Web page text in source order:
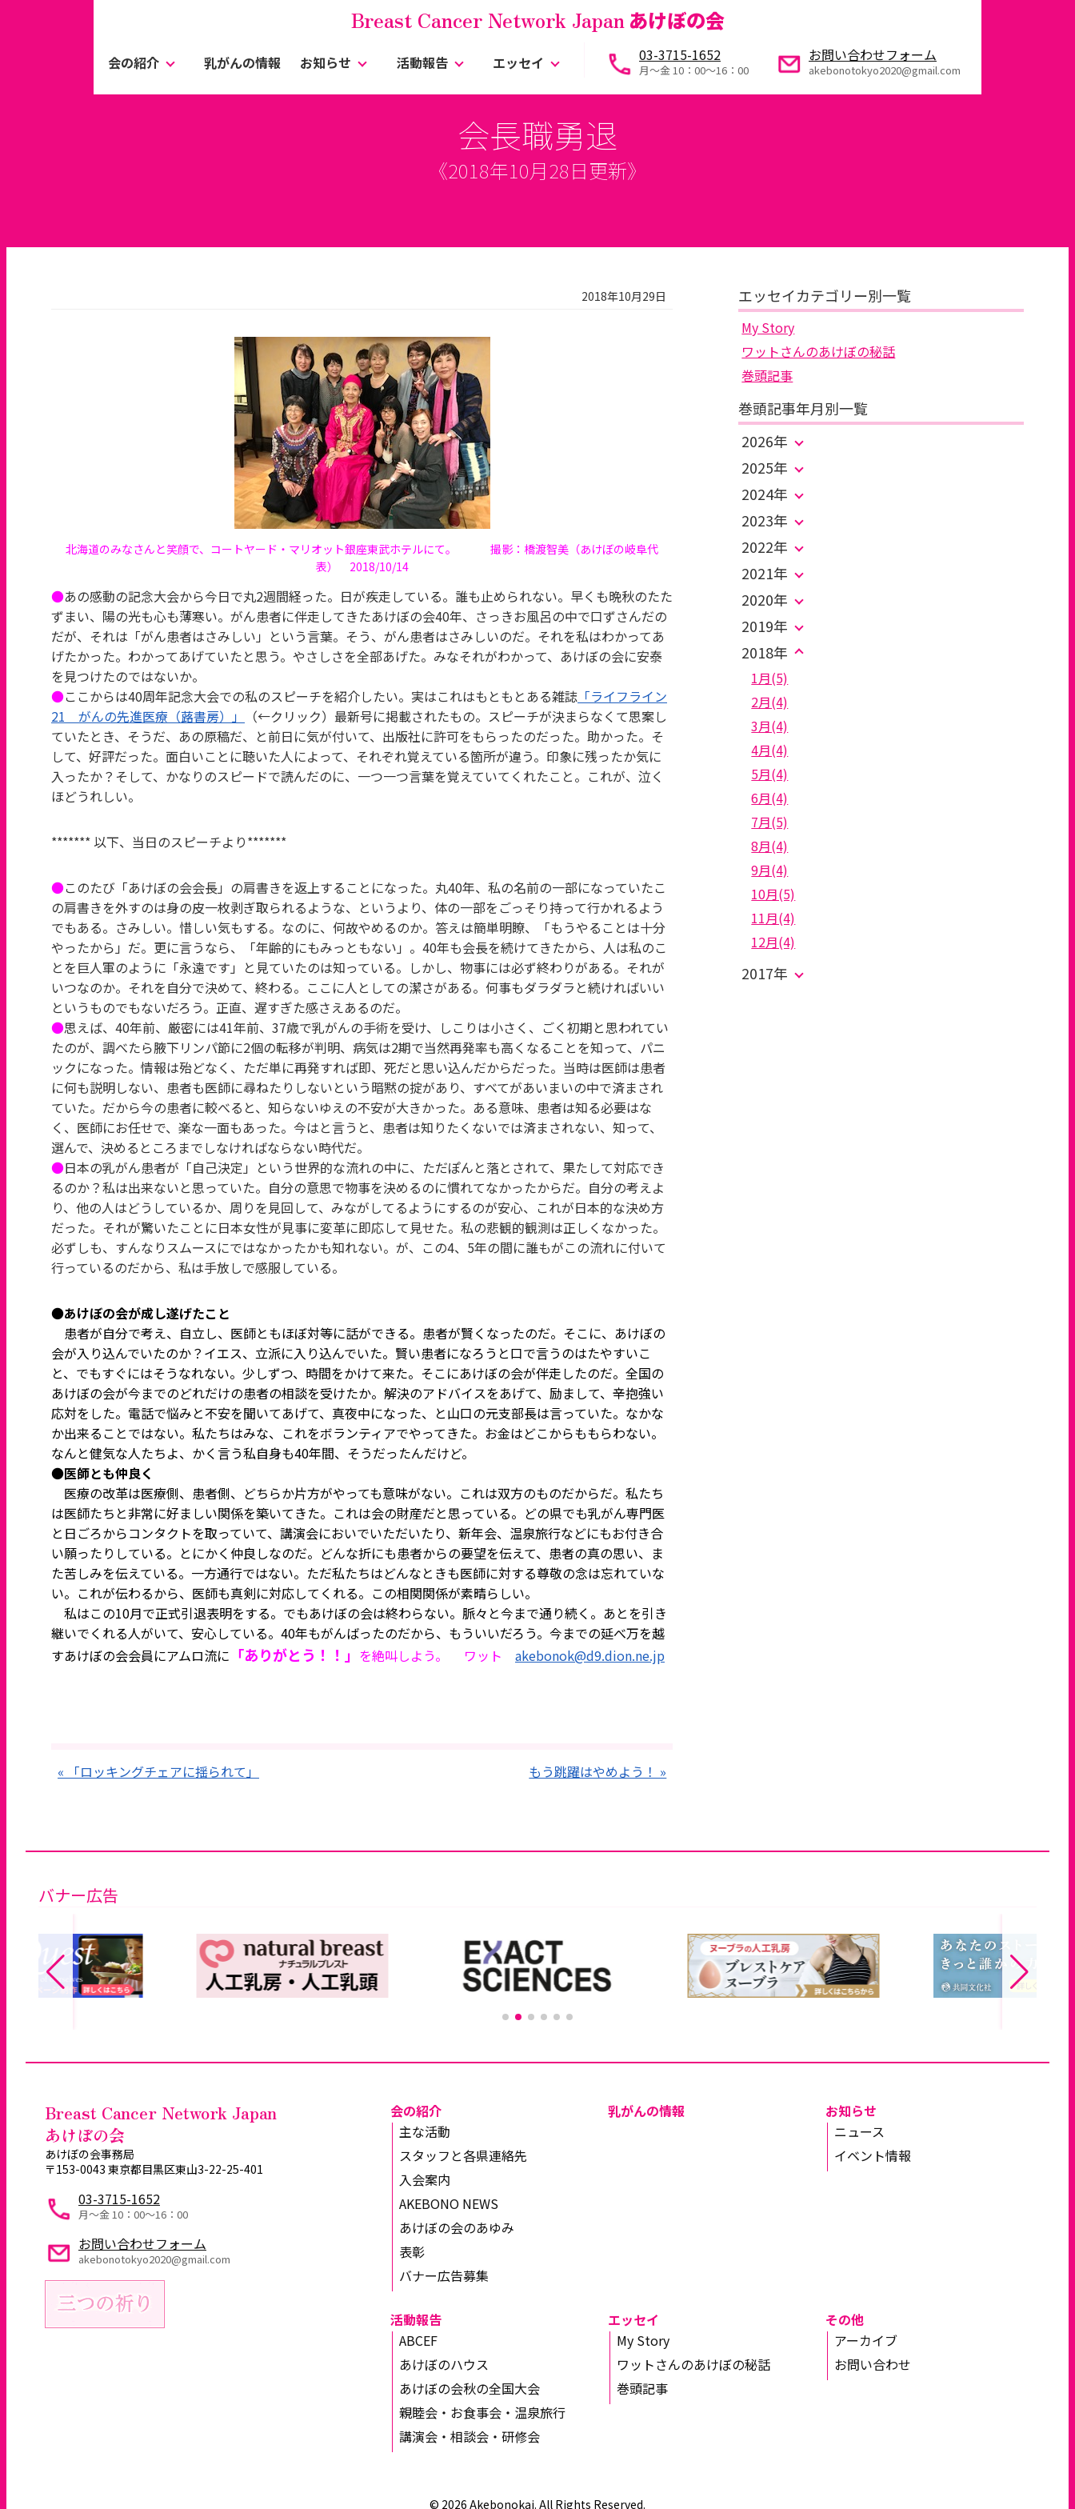
Breast Cancer Network Japan あけぼの会
会の紹介 乳がんの情報 お知らせ 活動報告 エッセイ 03-3715-1652
月～金 10：00〜16：00
お問い合わせフォーム
akebonotokyo2020@gmail.com
会長職勇退
《2018年10月28日更新》
2018年10月29日
北海道のみなさんと笑顔で、コートヤード・マリオット銀座東武ホテルにて。 撮影：橋渡智美（あけぼの岐阜代
表） 2018/10/14
●あの感動の記念大会から今日で丸2週間経った。日が疾走している。誰も止められない。早くも晩秋のたた
ずまい、陽の光も心も薄寒い。がん患者に伴走してきたあけぼの会40年、さっきお風呂の中で口ずさんだの
だが、それは「がん患者はさみしい」という言葉。そう、がん患者はさみしいのだ。それを私はわかってあ
げたかった。わかってあげていたと思う。やさしさを全部あげた。みなそれがわかって、あけぼの会に安泰
を見つけたのではないか。
●ここからは40周年記念大会での私のスピーチを紹介したい。実はこれはもともとある雑誌 「ライフライン
21 がんの先進医療（蕗書房）」
（←クリック）最新号に掲載されたもの。スピーチが決まらなくて思案し
ていたとき、そうだ、あの原稿だ、と前日に気が付いて、出版社に許可をもらったのだった。助かった。そ
して、好評だった。面白いことに聴いた人によって、それぞれ覚えている箇所が違う。印象に残ったか気に
入ったか？そして、かなりのスピードで読んだのに、一つ一つ言葉を覚えていてくれたこと。これが、泣く
ほどうれしい。
******* 以下、当日のスピーチより*******
●このたび「あけぼの会会長」の肩書きを返上することになった。丸40年、私の名前の一部になっていたこ
の肩書きを外すのは身の皮一枚剥ぎ取られるような、というより、体の一部をごっそり持って行かれるよう
でもある。さみしい。惜しい気もする。なのに、何故やめるのか。答えは簡単明瞭、「もうやることは十分
やったから」だ。更に言うなら、「年齢的にもみっともない」。40年も会長を続けてきたから、人は私のこ
とを巨人軍のように「永遠です」と見ていたのは知っている。しかし、物事には必ず終わりがある。それが
いつなのか。それを自分で決めて、終わる。ここに人としての潔さがある。何事もダラダラと続ければいい
というものでもないだろう。正直、遅すぎた感さえあるのだ。
●思えば、40年前、厳密には41年前、37歳で乳がんの手術を受け、しこりは小さく、ごく初期と思われてい
たのが、調べたら腋下リンパ節に2個の転移が判明、病気は2期で当然再発率も高くなることを知って、パニ
ックになった。情報は殆どなく、ただ単に再発すれば即、死だと思い込んだからだった。当時は医師は患者
に何も説明しない、患者も医師に尋ねたりしないという暗黙の掟があり、すべてがあいまいの中で済まされ
ていた。だから今の患者に較べると、知らないゆえの不安が大きかった。ある意味、患者は知る必要はな
く、医師にお任せで、楽な一面もあった。今はと言うと、患者は知りたくないでは済まされない、知って、
選んで、決めるところまでしなければならない時代だ。
●日本の乳がん患者が「自己決定」という世界的な流れの中に、ただぽんと落とされて、果たして対応でき
るのか？私は出来ないと思っていた。自分の意思で物事を決めるのに慣れてなかったからだ。自分の考えよ
り、他の人はどうしているか、周りを見回して、みながしてるようにするのが安心、これが日本的な決め方
だった。それが驚いたことに日本女性が見事に変革に即応して見せた。私の悲観的観測は正しくなかった。
必ずしも、すんなりスムースにではなかったかも知れない。が、この4、5年の間に誰もがこの流れに付いて
行っているのだから、私は手放しで感服している。
●あけぼの会が成し遂げたこと
患者が自分で考え、自立し、医師ともほぼ対等に話ができる。患者が賢くなったのだ。そこに、あけぼの
会が入り込んでいたのか？イエス、立派に入り込んでいた。賢い患者になろうと口で言うのはたやすいこ
と、でもすぐにはそうなれない。少しずつ、時間をかけて来た。そこにあけぼの会が伴走したのだ。全国の
あけぼの会が今までのどれだけの患者の相談を受けたか。解決のアドバイスをあげて、励まして、辛抱強い
応対をした。電話で悩みと不安を聞いてあげて、真夜中になった、と山口の元支部長は言っていた。なかな
か出来ることではない。私たちはみな、これをボランティアでやってきた。お金はどこからももらわない。
なんと健気な人たちよ、かく言う私自身も40年間、そうだったんだけど。
●医師とも仲良く
医療の改革は医療側、患者側、どちらか片方がやっても意味がない。これは双方のものだからだ。私たち
は医師たちと非常に好ましい関係を築いてきた。これは会の財産だと思っている。どの県でも乳がん専門医
と日ごろからコンタクトを取っていて、講演会においでいただいたり、新年会、温泉旅行などにもお付き合
い願ったりしている。とにかく仲良しなのだ。どんな折にも患者からの要望を伝えて、患者の真の思い、ま
た苦しみを伝えている。一方通行ではない。ただ私たちはどんなときも医師に対する尊敬の念は忘れていな
い。これが伝わるから、医師も真剣に対応してくれる。この相関関係が素晴らしい。
私はこの10月で正式引退表明をする。でもあけぼの会は終わらない。脈々と今まで通り続く。あとを引き
継いでくれる人がいて、安心している。40年もがんばったのだから、もういいだろう。今までの延べ万を越
すあけぼの会会員にアムロ流に 「ありがとう！！」 を絶叫しよう。 ワット akebonok@d9.dion.ne.jp
« 「ロッキングチェアに揺られて」 もう跳躍はやめよう！ »
エッセイカテゴリー別一覧
My Story
ワットさんのあけぼの秘話
巻頭記事
巻頭記事年月別一覧
2026年
2025年
2024年
2023年
2022年
2021年
2020年
2019年
2018年
1月(5)
2月(4)
3月(4)
4月(4)
5月(4)
6月(4)
7月(5)
8月(4)
9月(4)
10月(5)
11月(4)
12月(4)
2017年
バナー広告
Breast Cancer Network Japan
あけぼの会
あけぼの会事務局
〒153-0043 東京都目黒区東山3-22-25-401
03-3715-1652
月～金 10：00〜16：00
お問い合わせフォーム
akebonotokyo2020@gmail.com
会の紹介
主な活動
スタッフと各県連絡先
入会案内
AKEBONO NEWS
あけぼの会のあゆみ
表彰
バナー広告募集
乳がんの情報
お知らせ
ニュース
イベント情報
活動報告
ABCEF
あけぼのハウス
あけぼの会秋の全国大会
親睦会・お食事会・温泉旅行
講演会・相談会・研修会
エッセイ
My Story
ワットさんのあけぼの秘話
巻頭記事
その他
アーカイブ
お問い合わせ
© 2026 Akebonokai. All Rights Reserved.